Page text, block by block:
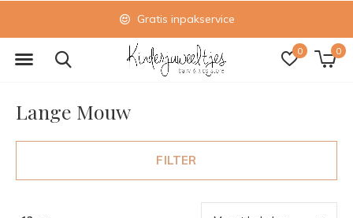
0 0
Gratis inpakservice
Lange Mouw
FILTER